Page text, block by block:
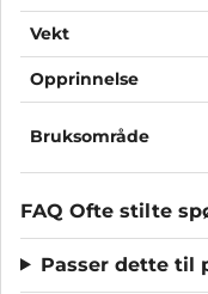
Vekt
Opprinnelse
Bruksområde
FAQ Ofte stilte
Passer dette til